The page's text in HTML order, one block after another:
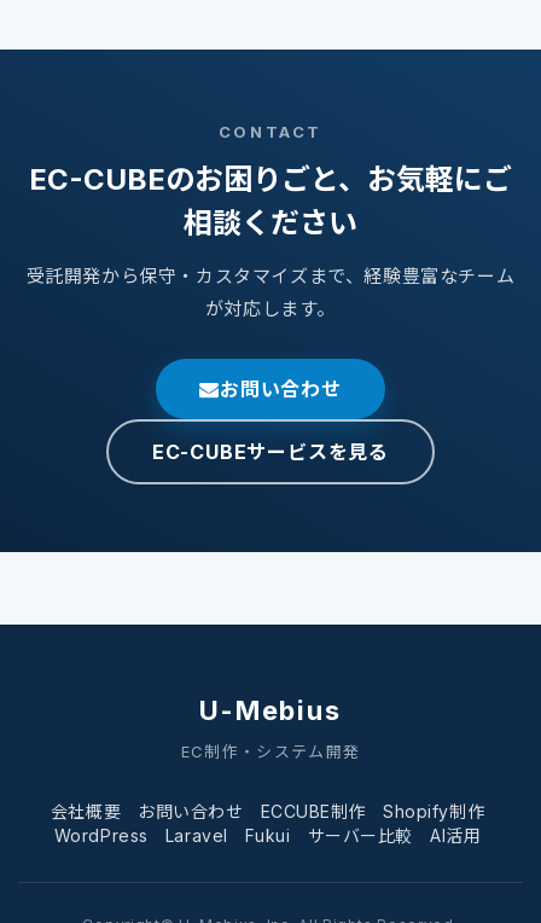
CONTACT
EC-CUBEのお困りごと、お気軽にご
相談ください
受託開発から保守・カスタマイズまで、経験豊富なチーム
が対応します。
お問い合わせ
EC-CUBEサービスを見る
U-Mebius
EC制作・システム開発
会社概要 お問い合わせ ECCUBE制作
Shopify制作
WordPress
Laravel Fukui サーバー比較 AI活用